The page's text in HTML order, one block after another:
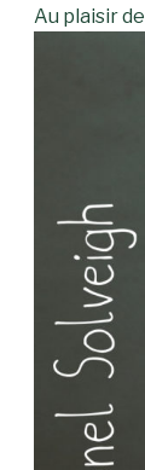
Au plaisir